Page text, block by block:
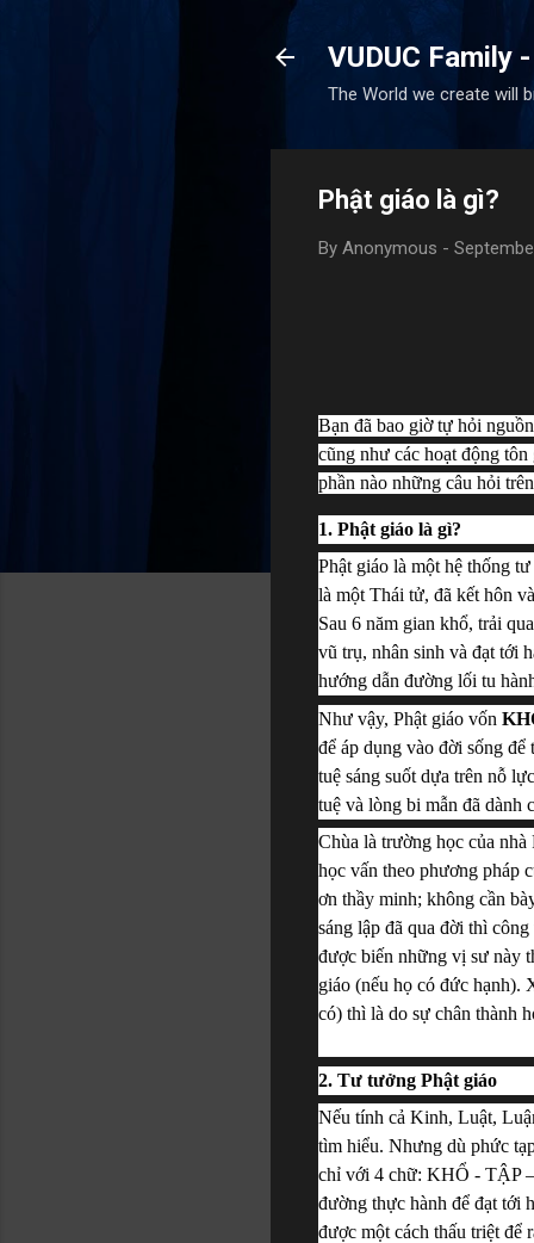
VUDUC Family
The World we create will
Phật giáo là gì?
By Anonymous -
Bạn đã bao giờ tự hỏi
cũng như các hoạt động
phần nào những câu hỏi
1. Phật giáo là gì?
Phật giáo là một hệ thống
là một Thái tử, đã kết hôn
Sau 6 năm gian khổ, trải
vũ trụ, nhân sinh và đạt tới
hướng dẫn đường lối tu
Như vậy, Phật giáo vốn
để áp dụng vào đời sống
tuệ sáng suốt dựa trên nỗ
tuệ và lòng bi mẫn đã dành
Chùa là trường học của
học vấn theo phương pháp
ơn thầy minh; không cần
sáng lập đã qua đời thì
được biến những vị sư này
giáo (nếu họ có đức hạnh).
có) thì là do sự chân thành
2. Tư tưởng Phật giáo
Nếu tính cả Kinh, Luật,
tìm hiểu. Nhưng dù phức
chỉ với 4 chữ: KHỔ - TẬP
đường thực hành để đạt tới
được một cách thấu triệt để